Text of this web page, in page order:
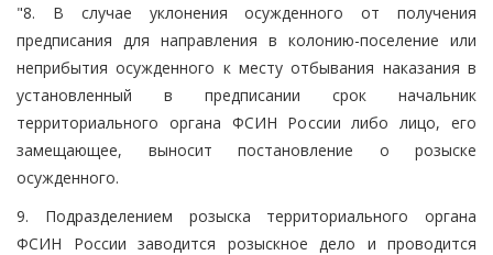
"8. В случае уклонения осужденного от получения
предписания для направления в колонию-поселение или
неприбытия осужденного к месту отбывания наказания в
установленный в предписании срок начальник
территориального органа ФСИН России либо лицо, его
замещающее, выносит постановление о розыске
осужденного.
9. Подразделением розыска территориального органа
ФСИН России заводится розыскное дело и проводится